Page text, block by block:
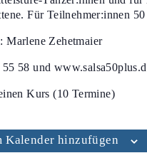
Für Teilnehmer:innen 50
Marlene Zehetmaier
58 und
Kurs (10 Termine)
Kalender hinzufügen